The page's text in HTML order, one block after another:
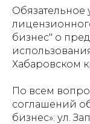
Обязательное
бизнес" о
Хабаровском
По всем
соглашений
бизнес»: ул.